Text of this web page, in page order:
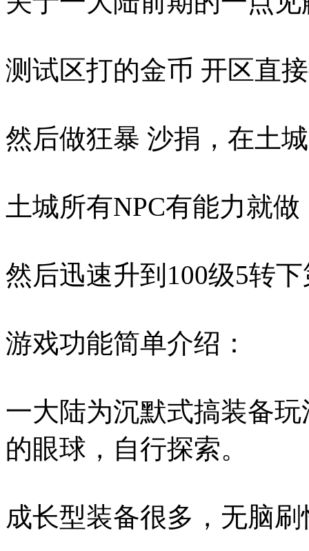
测试区打的金币 开区直
然后做狂暴 沙捐，在土
土城所有NPC有能力就
然后迅速升到100级5转
游戏功能简单介绍：
一大陆为沉默式搞装备
的眼球，自行探索。
成长型装备很多，无脑